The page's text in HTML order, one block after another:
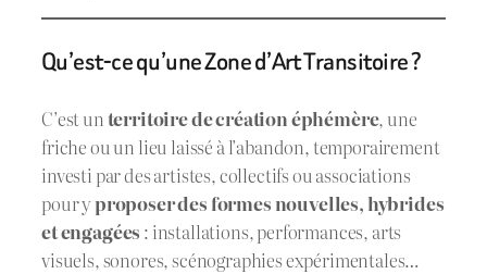
Qu’est-ce qu’une Zone d’Art Transitoire ?
C’est un territoire de création éphémère, une
friche ou un lieu laissé à l’abandon, temporairement
investi par des artistes, collectifs ou associations
pour yproposer des formes nouvelles, hybrides
et engagées : installations, performances, arts
visuels, sonores, scénographies expérimentales…